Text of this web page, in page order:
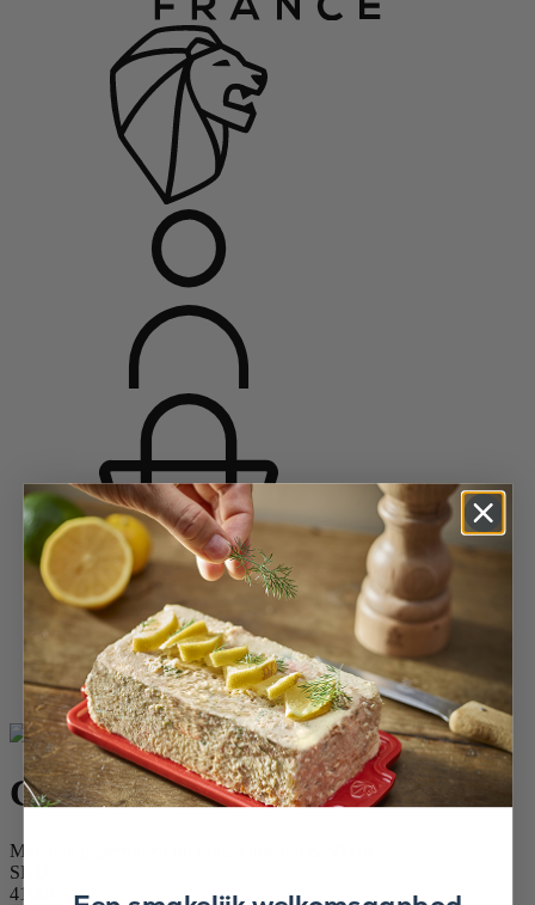
Startpagina
Specerijmolens
Pepermolens
Houten pepermolens
Checkmate
Checkmate
Manuele pepermolen uit hout, chocolade, 30 cm
SKU
41861